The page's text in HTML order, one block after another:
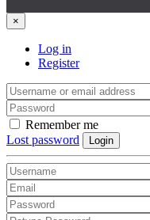
×
Log in
Register
Remember me
Lost password
Login